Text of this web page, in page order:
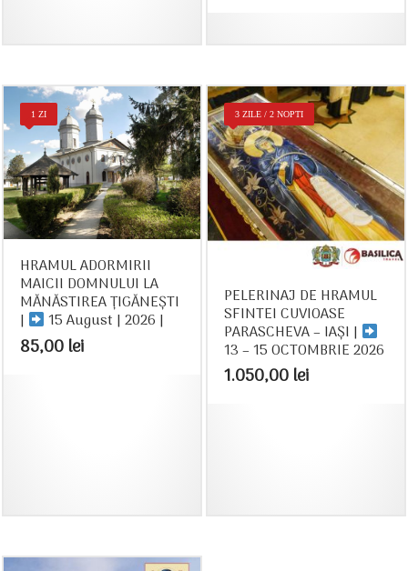
1 ZI
HRAMUL ADORMIRII
MAICII DOMNULUI LA
MĂNĂSTIREA ȚIGĂNEȘTI
| 15 August | 2026 |
85,00 lei
3 ZILE / 2 NOPTI
PELERINAJ DE HRAMUL
SFINTEI CUVIOASE
PARASCHEVA – IAȘI |
13 – 15 OCTOMBRIE 2026
1.050,00 lei